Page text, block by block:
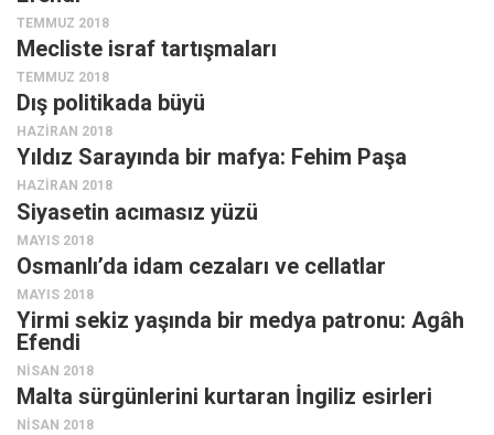
Esra Elönü
» Yazar arşivi
Bu Sayı
Tüm Sayılar
Kategoriler
Kültür Sanat
Kitap
Karisi kitap sualleri
7 soruda bu hafta
Ekonomi
Spor
Manzara
TEMMUZ 2018
Mecliste israf tartışmaları
TEMMUZ 2018
Dış politikada büyü
HAZIRAN 2018
Yıldız Sarayında bir mafya: Fehim Paşa
HAZIRAN 2018
Siyasetin acımasız yüzü
MAYIS 2018
Osmanlı’da idam cezaları ve cellatlar
MAYIS 2018
Yirmi sekiz yaşında bir medya patronu: Agâh
Efendi
NISAN 2018
Malta sürgünlerini kurtaran İngiliz esirleri
NISAN 2018